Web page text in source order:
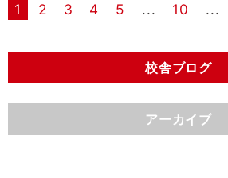
1 2 3 4 5 ... 10 ...
校舎ブログ
アーカイブ